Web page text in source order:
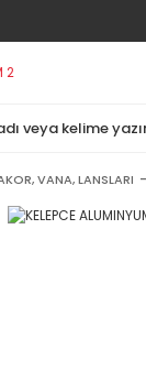
VANA, LANSLARI